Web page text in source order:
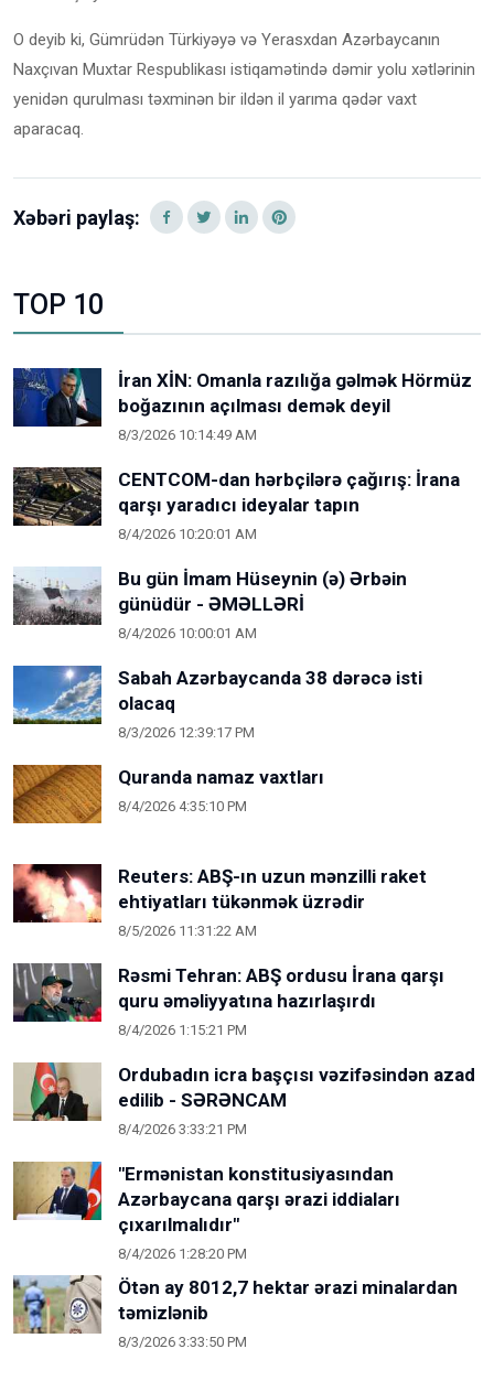
O deyib ki, Gümrüdən Türkiyəyə və Yerasxdan Azərbaycanın
Naxçıvan Muxtar Respublikası istiqamətində dəmir yolu xətlərinin
yenidən qurulması təxminən bir ildən il yarıma qədər vaxt
aparacaq.
Xəbəri paylaş:
TOP 10
İran XİN: Omanla razılığa gəlmək Hörmüz
boğazının açılması demək deyil
8/3/2026 10:14:49 AM
CENTCOM-dan hərbçilərə çağırış: İrana
qarşı yaradıcı ideyalar tapın
8/4/2026 10:20:01 AM
Bu gün İmam Hüseynin (ə) Ərbəin
günüdür - ƏMƏLLƏRİ
8/4/2026 10:00:01 AM
Sabah Azərbaycanda 38 dərəcə isti
olacaq
8/3/2026 12:39:17 PM
Quranda namaz vaxtları
8/4/2026 4:35:10 PM
Reuters: ABŞ-ın uzun mənzilli raket
ehtiyatları tükənmək üzrədir
8/5/2026 11:31:22 AM
Rəsmi Tehran: ABŞ ordusu İrana qarşı
quru əməliyyatına hazırlaşırdı
8/4/2026 1:15:21 PM
Ordubadın icra başçısı vəzifəsindən azad
edilib - SƏRƏNCAM
8/4/2026 3:33:21 PM
"Ermənistan konstitusiyasından
Azərbaycana qarşı ərazi iddiaları
çıxarılmalıdır"
8/4/2026 1:28:20 PM
Ötən ay 8012,7 hektar ərazi minalardan
təmizlənib
8/3/2026 3:33:50 PM